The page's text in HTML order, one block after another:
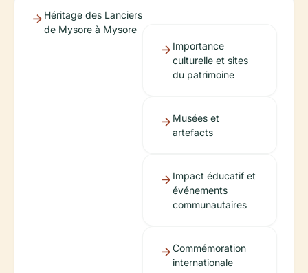
Héritage des Lanciers
de Mysore à Mysore
Importance
culturelle et sites
du patrimoine
Musées et
artefacts
Impact éducatif et
événements
communautaires
Commémoration
internationale